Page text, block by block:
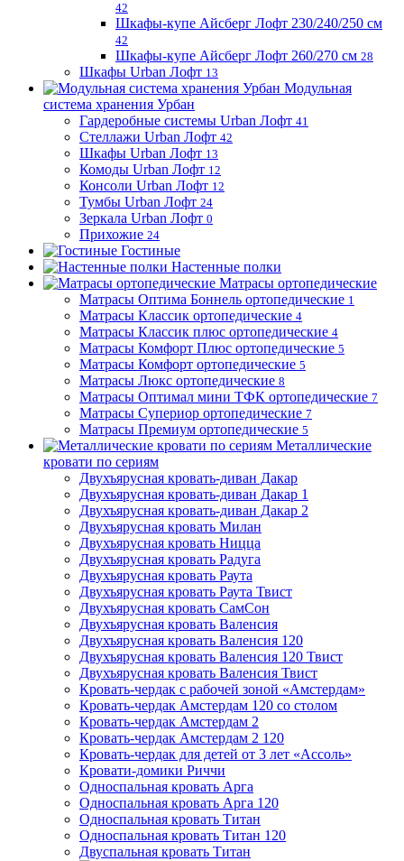
42
Шкафы-купе Айсберг Лофт 230/240/250 см
42
Шкафы-купе Айсберг Лофт 260/270 см 28
Шкафы Urban Лофт 13
Модульная
система хранения Урбан
Гардеробные системы Urban Лофт 41
Стеллажи Urban Лофт 42
Шкафы Urban Лофт 13
Комоды Urban Лофт 12
Консоли Urban Лофт 12
Тумбы Urban Лофт 24
Зеркала Urban Лофт 0
Прихожие 24
Гостиные
Настенные полки
Матрасы ортопедические
Матрасы Оптима Боннель ортопедические 1
Матрасы Классик ортопедические 4
Матрасы Классик плюс ортопедические 4
Матрасы Комфорт Плюс ортопедические 5
Матрасы Комфорт ортопедические 5
Матрасы Люкс ортопедические 8
Матрасы Оптимал мини ТФК ортопедические 7
Матрасы Супериор ортопедические 7
Матрасы Премиум ортопедические 5
Металлические
кровати по сериям
Двухъярусная кровать-диван Дакар
Двухъярусная кровать-диван Дакар 1
Двухъярусная кровать-диван Дакар 2
Двухъярусная кровать Милан
Двухъярусная кровать Ницца
Двухъярусная кровать Радуга
Двухъярусная кровать Раута
Двухъярусная кровать Раута Твист
Двухъярусная кровать СамСон
Двухъярусная кровать Валенсия
Двухъярусная кровать Валенсия 120
Двухъярусная кровать Валенсия 120 Твист
Двухъярусная кровать Валенсия Твист
Кровать-чердак с рабочей зоной «Амстердам»
Кровать-чердак Амстердам 120 со столом
Кровать-чердак Амстердам 2
Кровать-чердак Амстердам 2 120
Кровать-чердак для детей от 3 лет «Ассоль»
Кровати-домики Риччи
Односпальная кровать Арга
Односпальная кровать Арга 120
Односпальная кровать Титан
Односпальная кровать Титан 120
Двуспальная кровать Титан